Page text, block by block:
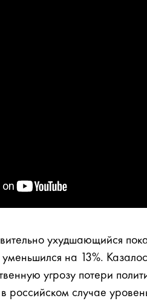
ухудшающийся
уменьшился на 13%.
угрозу потери
российском случае